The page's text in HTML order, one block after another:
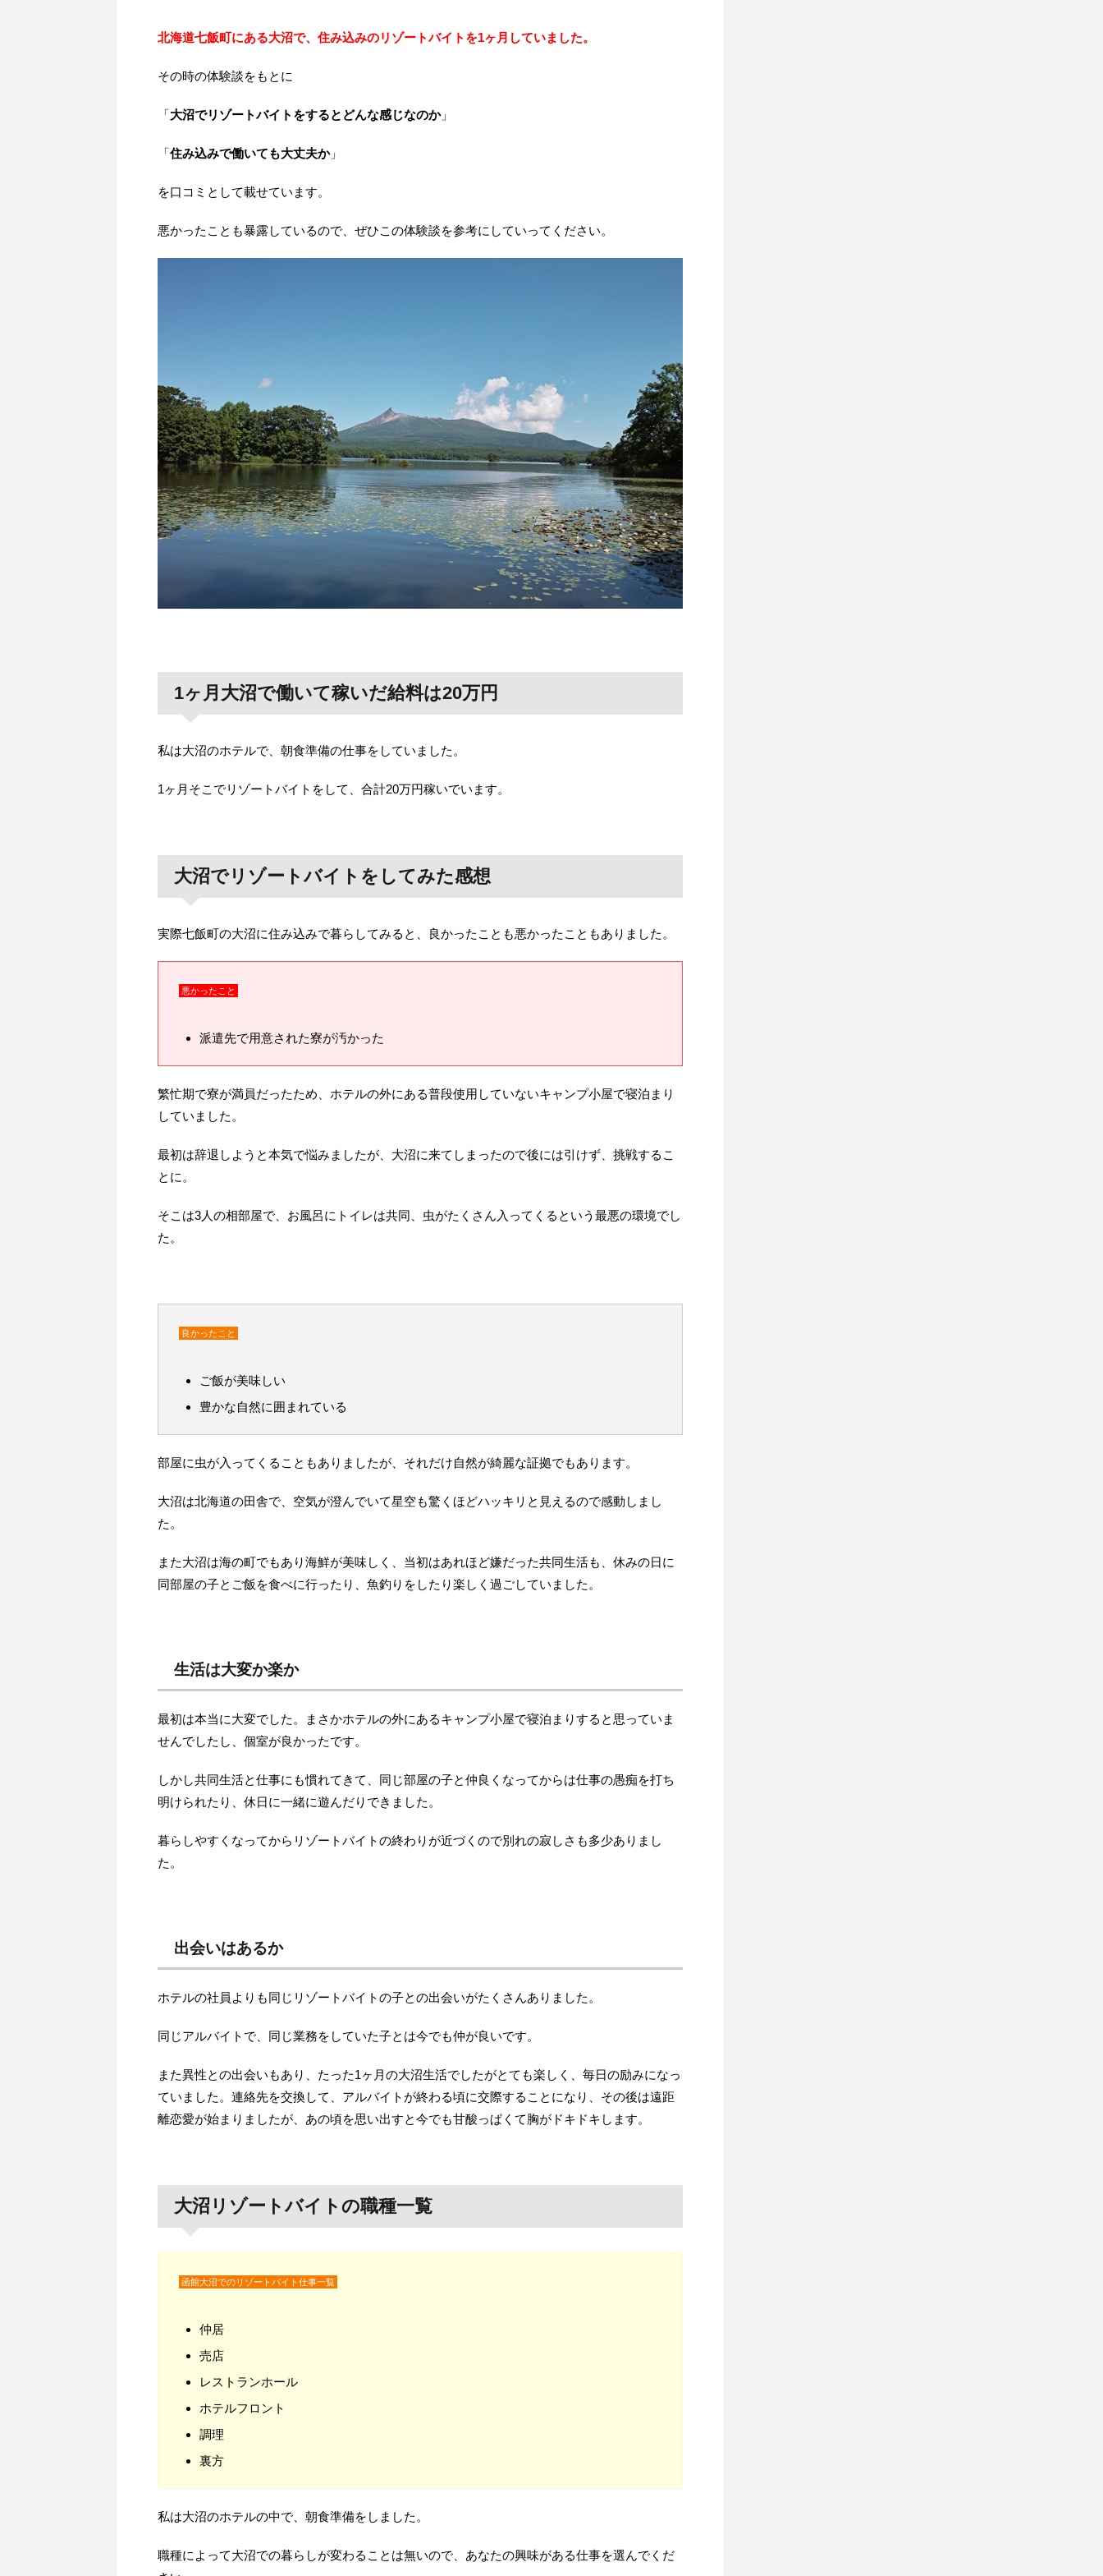
北海道七飯町にある大沼で、住み込みのリゾートバイトを1ヶ月していました。
その時の体験談をもとに
「大沼でリゾートバイトをするとどんな感じなのか」
「住み込みで働いても大丈夫か」
を口コミとして載せています。
悪かったことも暴露しているので、ぜひこの体験談を参考にしていってください。
1ヶ月大沼で働いて稼いだ給料は20万円
私は大沼のホテルで、朝食準備の仕事をしていました。
1ヶ月そこでリゾートバイトをして、合計20万円稼いでいます。
大沼でリゾートバイトをしてみた感想
実際七飯町の大沼に住み込みで暮らしてみると、良かったことも悪かったこともありました。
悪かったこと
派遣先で用意された寮が汚かった
繁忙期で寮が満員だったため、ホテルの外にある普段使用していないキャンプ小屋で寝泊まり
していました。
最初は辞退しようと本気で悩みましたが、大沼に来てしまったので後には引けず、挑戦するこ
とに。
そこは3人の相部屋で、お風呂にトイレは共同、虫がたくさん入ってくるという最悪の環境でし
た。
良かったこと
ご飯が美味しい
豊かな自然に囲まれている
部屋に虫が入ってくることもありましたが、それだけ自然が綺麗な証拠でもあります。
大沼は北海道の田舎で、空気が澄んでいて星空も驚くほどハッキリと見えるので感動しまし
た。
また大沼は海の町でもあり海鮮が美味しく、当初はあれほど嫌だった共同生活も、休みの日に
同部屋の子とご飯を食べに行ったり、魚釣りをしたり楽しく過ごしていました。
生活は大変か楽か
最初は本当に大変でした。まさかホテルの外にあるキャンプ小屋で寝泊まりすると思っていま
せんでしたし、個室が良かったです。
しかし共同生活と仕事にも慣れてきて、同じ部屋の子と仲良くなってからは仕事の愚痴を打ち
明けられたり、休日に一緒に遊んだりできました。
暮らしやすくなってからリゾートバイトの終わりが近づくので別れの寂しさも多少ありまし
た。
出会いはあるか
ホテルの社員よりも同じリゾートバイトの子との出会いがたくさんありました。
同じアルバイトで、同じ業務をしていた子とは今でも仲が良いです。
また異性との出会いもあり、たった1ヶ月の大沼生活でしたがとても楽しく、毎日の励みになっ
ていました。連絡先を交換して、アルバイトが終わる頃に交際することになり、その後は遠距
離恋愛が始まりましたが、あの頃を思い出すと今でも甘酸っぱくて胸がドキドキします。
大沼リゾートバイトの職種一覧
函館大沼でのリゾートバイト仕事一覧
仲居
売店
レストランホール
ホテルフロント
調理
裏方
私は大沼のホテルの中で、朝食準備をしました。
職種によって大沼での暮らしが変わることは無いので、あなたの興味がある仕事を選んでくだ